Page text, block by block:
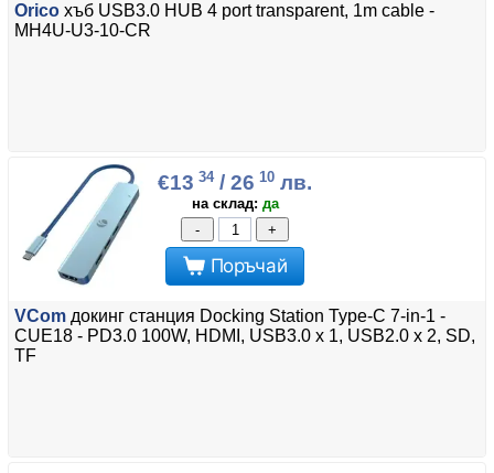
Orico хъб USB3.0 HUB 4 port transparent, 1m cable -
MH4U-U3-10-CR
€13 34/ 26 10 лв.
на склад: да
-
+
Поръчай
VCom докинг станция Docking Station Type-C 7-in-1 -
CUE18 - PD3.0 100W, HDMI, USB3.0 x 1, USB2.0 x 2, SD,
TF